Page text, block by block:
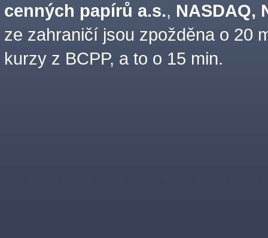
cenných papírů a.s., NASDAQ,
ze zahraničí jsou zpožděna o 20
kurzy z BCPP, a to o 15 min.